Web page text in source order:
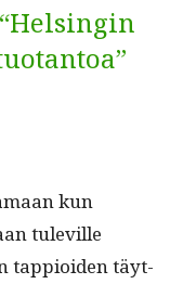
kun
tuleville
tap­pi­oiden täyt­